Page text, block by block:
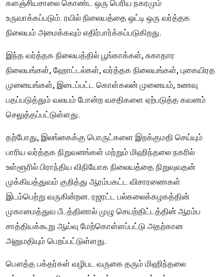
களஞ்சியசாலை கொண்ட ஒரு பெரிய நகரமும்
உருவாக்கப்படும். ரயில் நிலையத்தை ஒட்டி ஒரு வர்த்தக
நிலையம் அமைக்கவும் எதிர்பார்க்கப்படுகிறது.
இந்த வர்த்தக நிலையத்தில் பூங்காக்கள், சுகாதார
நிலையங்கள், ஹோட்டல்கள், வர்த்தக நிலையங்கள், புகையிரத
முனையங்கள், இடைப்பட்ட கொள்கலன் முனையம், உணவு
பதப்படுத்தும் வலயம் போன்ற வசதிகளை ஏற்படுத்த கவனம்
செலுத்தப்பட்டுள்ளது.
தற்போது, இலங்கைக்கு பொருட்களை இறக்குமதி செய்யும்
பாரிய வர்த்தக நிறுவனங்கள் மற்றும் மிஹிந்தலை நகரில்
உள்ளூரில் பிராந்திய விநியோக நிலையத்தை நிறுவுவதன்
முக்கியத்துவம் குறித்து ஆரம்பகட்ட விசாரணைகள்
இடம்பெற்று வருகின்றன. ரஜரட்ட பல்கலைக்கழகத்தின்
முகாமைத்துவ பீடத்தினால் முழு செயற்திட்டத்தின் ஆரம்ப
சாத்தியக்கூறு ஆய்வு மேற்கொள்ளப்பட்டு அதற்கான
அனுமதியும் பெறப்பட்டுள்ளது.
பௌத்த பக்தர்கள் வழிபட வருகை தரும் மிஹிந்தலை